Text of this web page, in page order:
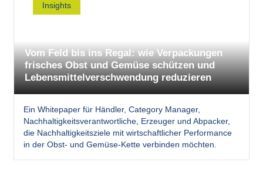
Insights
Vom Feld bis ins Regal: wie Verpackungen
frisches Obst und Gemüse schützen und
Lebensmittelverschwendung reduzieren
Ein Whitepaper für Händler, Category Manager,
Nachhaltigkeitsverantwortliche, Erzeuger und Abpacker,
die Nachhaltigkeitsziele mit wirtschaftlicher Performance
in der Obst- und Gemüse-Kette verbinden möchten.